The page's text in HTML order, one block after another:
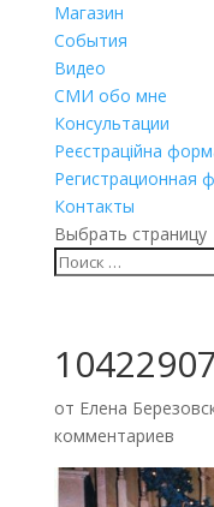
Магазин
События
Видео
СМИ обо мне
Консультации
Реєстраційна
Регистрационная
Контакты
Выбрать страницу
от Елена
комментариев